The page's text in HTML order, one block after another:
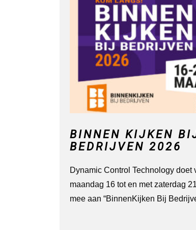
BINNEN KIJKEN
BEDRIJVEN 2026
Dynamic Control Technology doet
maandag 16 tot en met zaterdag
mee aan “BinnenKijken Bij